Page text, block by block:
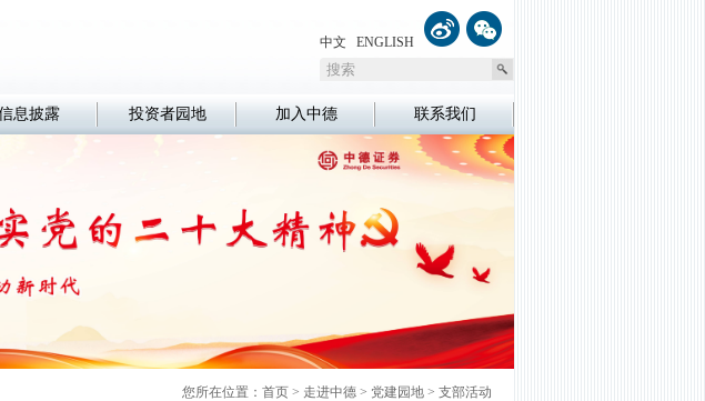
中文 ENGLISH
息披露 投资者园地 加入中德 联系我们
您所在位置： 首页 > 走进中德 > 党建园地 > 支部活动